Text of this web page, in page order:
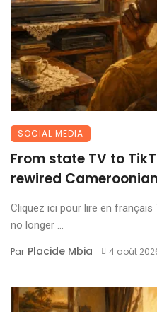
SOCIAL MEDIA
From state TV to
rewired
Cliquez ici pour lire en
no longer ...
Par Placide Mbia 4 août